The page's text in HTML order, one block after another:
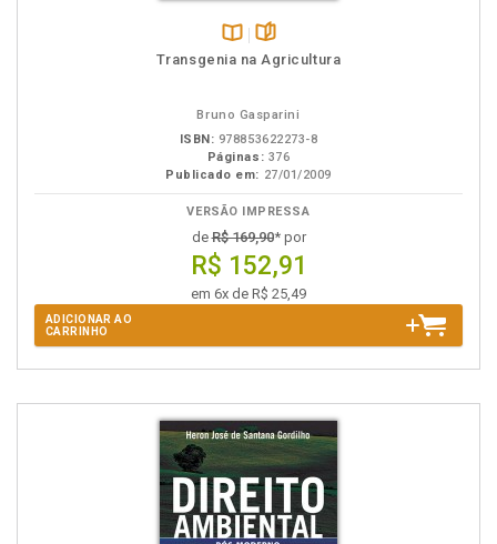
Disponível
páginas
Transgenia na Agricultura
Bruno Gasparini
ISBN: 978853622273-8
Páginas: 376
Publicado em: 27/01/2009
VERSÃO IMPRESSA
deR$ 169,90* por
R$ 152,91
em 6x de R$ 25,49
ADICIONAR AO
CARRINHO